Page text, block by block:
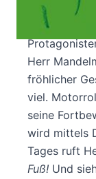
Das hier ist
geht nie zu
Herr
fröhlicher
viel.
seine
wird mittels
Tages ruft
Fuß! Und